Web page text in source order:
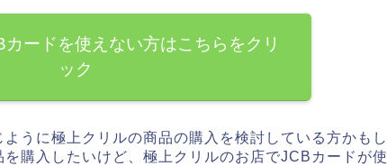
ードを使えない方はこちらをクリ
ック
うに極上クリルの商品の購入を検討している方かもし
購入したいけど、極上クリルのお店でJCBカードが使